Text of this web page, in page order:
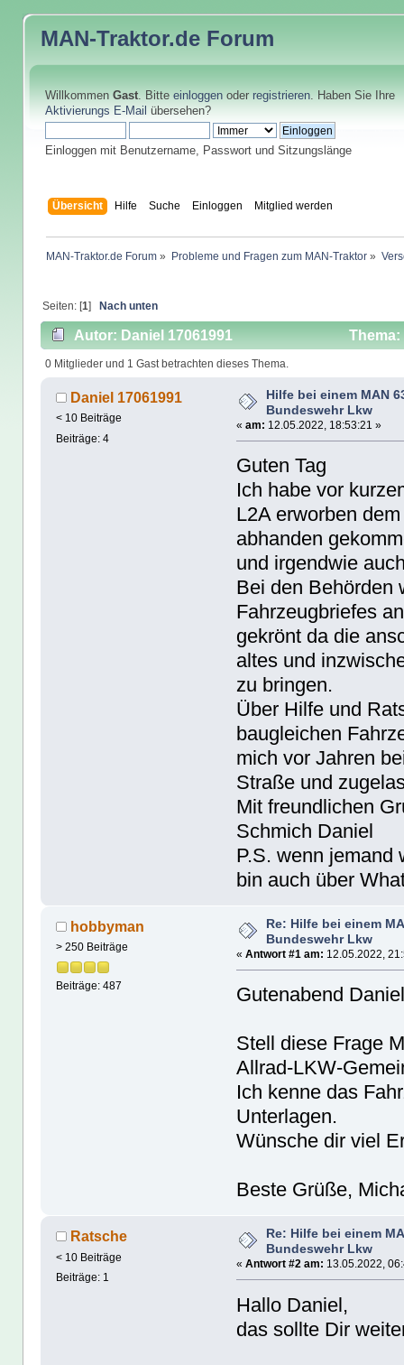
MAN-Traktor.de Forum
Willkommen Gast. Bitte einloggenoder registrieren. Haben Sie Ihre
Aktivierungs E-Mail übersehen?
Einloggen mit Benutzername, Passwort und Sitzungslänge
Übersicht Hilfe Suche Einloggen Mitglied werden
MAN-Traktor.de Forum » Probleme und Fragen zum MAN-Traktor »
Seiten: [1] Nach unten
Autor: Daniel 17061991
4500 mal)
0 Mitglieder und 1 Gast betrachten dieses Thema.
Daniel 17061991
< 10 Beiträge
Beiträge: 4
Hilfe bei einem MAN
Bundeswehr Lkw
«am: 12.05.2022, 18:53:21 »
Guten Tag
Ich habe vor
L2A erworben
abhanden
und irgendwie
Bei den Behörden
Fahrzeugbriefes
gekrönt da die
altes und
zu bringen.
Über Hilfe und
baugleichen
mich vor Jahren
Straße und
Mit freundlichen
Schmich Daniel
P.S. wenn jemand
bin auch über
hobbyman
> 250 Beiträge
Beiträge: 487
Re: Hilfe bei einem
Bundeswehr Lkw
«Antwort #1 am: 12.05.2022,
Gutenabend
Stell diese Frage
Allrad-LKW-
Ich kenne das
Unterlagen.
Wünsche dir viel
Beste Grüße,
Ratsche
< 10 Beiträge
Beiträge: 1
Re: Hilfe bei einem
Bundeswehr Lkw
«Antwort #2 am: 13.05.2022,
Hallo Daniel,
das sollte Dir